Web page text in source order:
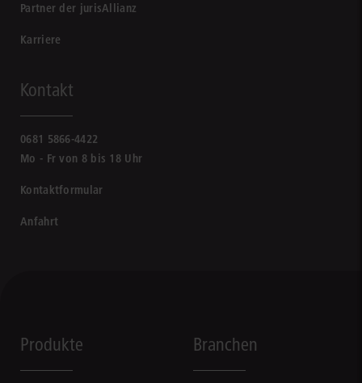
Partner der jurisAllianz
Karriere
Kontakt
0681 5866-4422
Mo - Fr von 8 bis 18 Uhr
Kontaktformular
Anfahrt
Produkte Branchen